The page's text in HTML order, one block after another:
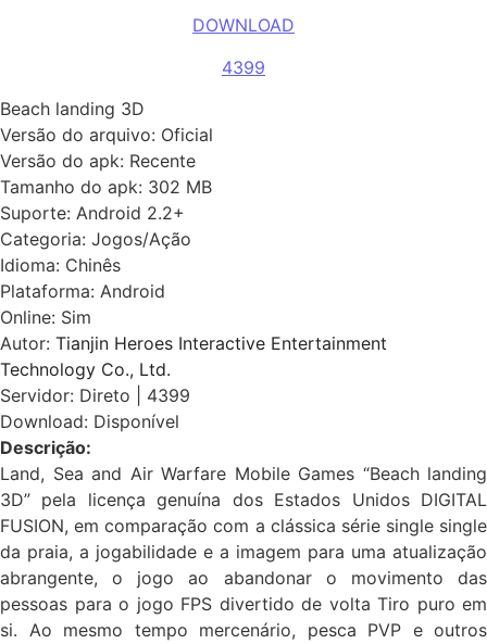
DOWNLOAD
4399
Beach landing 3D
Versão do arquivo: Oficial
Versão do apk: Recente
Tamanho do apk: 302 MB
Suporte: Android 2.2+
Categoria: Jogos/Ação
Idioma: Chinês
Plataforma: Android
Online: Sim
Autor: Tianjin Heroes Interactive Entertainment
Technology Co., Ltd.
Servidor: Direto | 4399
Download: Disponível
Descrição:
Land, Sea and Air Warfare Mobile Games “Beach landing
3D” pela licença genuína dos Estados Unidos DIGITAL
FUSION, em comparação com a clássica série single single
da praia, a jogabilidade e a imagem para uma atualização
abrangente, o jogo ao abandonar o movimento das
pessoas para o jogo FPS divertido de volta Tiro puro em
si. Ao mesmo tempo mercenário, pesca PVP e outros